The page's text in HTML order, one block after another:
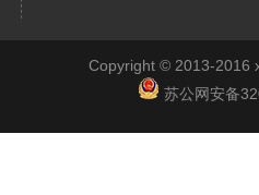
Copyright © 2013-2016
苏公网安备